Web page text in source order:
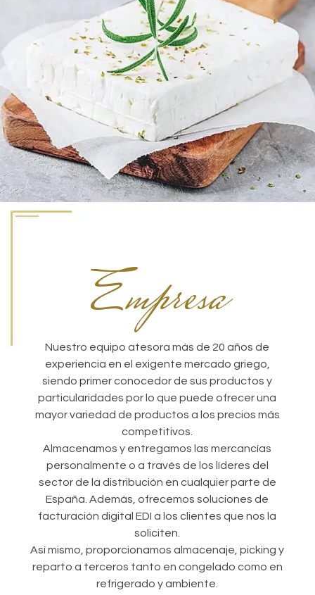
Empresa
Nuestro equipo atesora más de 20 años de
experiencia en el exigente mercado griego,
siendo primer conocedor de sus productos y
particularidades por lo que puede ofrecer una
mayor variedad de productos a los precios más
competitivos.
Almacenamos y entregamos las mercancías
personalmente o a través de los líderes del
sector de la distribución en cualquier parte de
España. Además, ofrecemos soluciones de
facturación digital EDI a los clientes que nos la
soliciten.
Así mismo, proporcionamos almacenaje, picking y
reparto a terceros tanto en congelado como en
refrigerado y ambiente.